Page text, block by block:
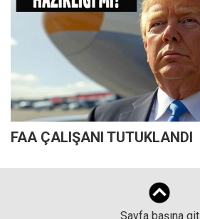
FAA ÇALIŞANI TUTUKLANDI
Sayfa başına git